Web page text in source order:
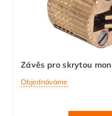
Závěs pro skrytou
Objednáváme